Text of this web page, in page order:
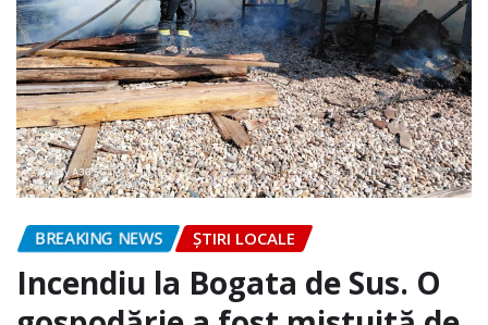
BREAKING NEWS ȘTIRI LOCALE
Incendiu la Bogata de Sus. O